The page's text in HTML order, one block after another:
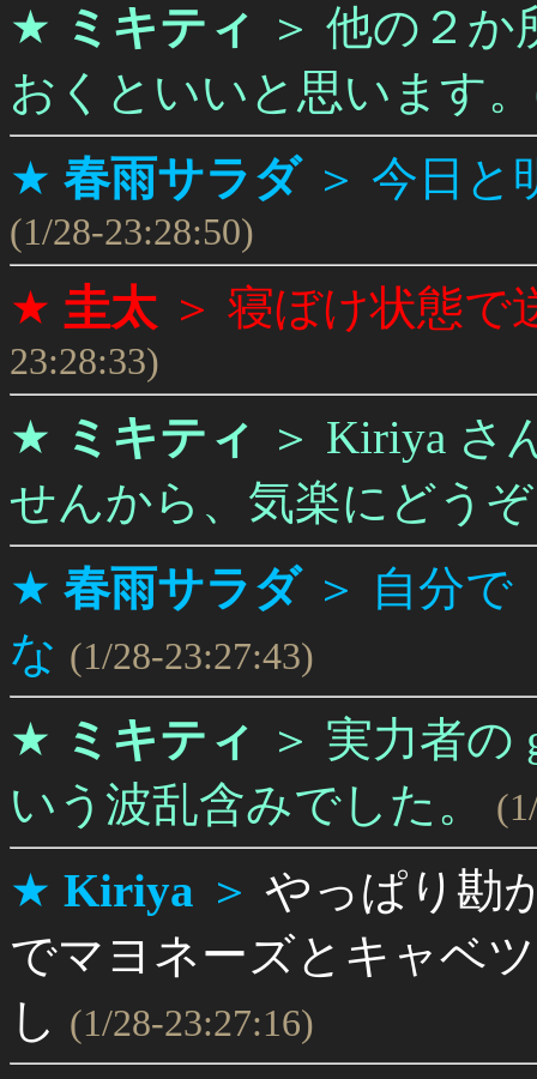
★ ミキティ ＞ 他の２か
おくといいと思います
★ 春雨サラダ＞ 今日と
(1/28-23:28:50)
★ 圭太 ＞ 寝ぼけ状態で
23:28:33)
★ ミキティ ＞ Kiriya さ
せんから、気楽にどう
★ 春雨サラダ＞ 自分
な (1/28-23:27:43)
★ ミキティ ＞ 実力者の
いう波乱含みでした。
★ Kiriya ＞ やっぱり勘
でマヨネーズとキャベ
し (1/28-23:27:16)